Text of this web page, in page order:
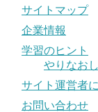
サイトマップ
企業情報
学習のヒント
やりなお
サイト運営者
お問い合わせ